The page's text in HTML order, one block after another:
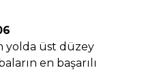
yolda üst düzey
en başarılı